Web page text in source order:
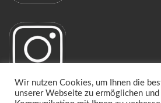
Wir nutzen Cookies, um Ihnen die
unserer Webseite zu ermöglichen und